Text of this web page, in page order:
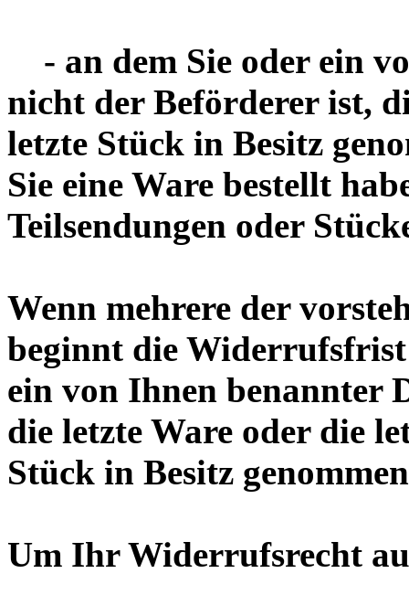
- an dem Sie oder ein
nicht der Beförderer ist,
letzte Stück in Besitz
Sie eine Ware bestellt
Teilsendungen oder
Wenn mehrere der
beginnt die
ein von Ihnen benannter
die letzte Ware oder die
Stück in Besitz
Um Ihr Widerrufsrecht